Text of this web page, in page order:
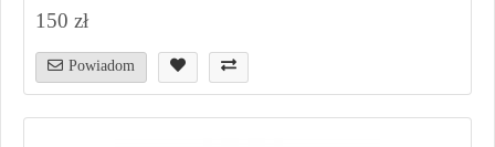
150 zł
Powiadom